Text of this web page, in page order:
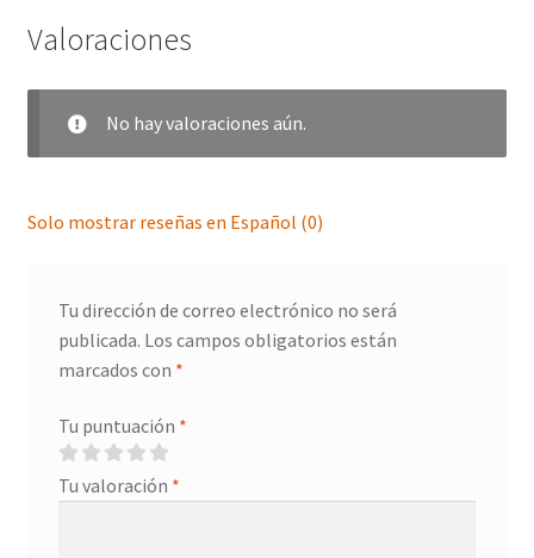
Valoraciones
No hay valoraciones aún.
Solo mostrar reseñas en Español (0)
Tu dirección de correo electrónico no será
publicada. Los campos obligatorios están
marcados con *
Tu puntuación *
Tu valoración *